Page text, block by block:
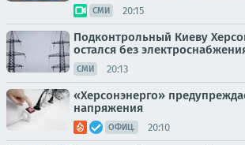
СМИ 20:15
Подконтрольный Киеву
остался без
СМИ 20:13
«Херсонэнерго»
напряжения
ОФИЦ. 20:10